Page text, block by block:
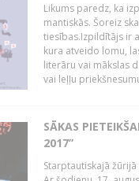
Likums paredz, ka
mantiskās. Šoreiz
tiesības.Izpildītājs ir
kura atveido lomu,
literāru vai mākslas
vai leļļu
SĀKAS
2017”
Starptautiskajā